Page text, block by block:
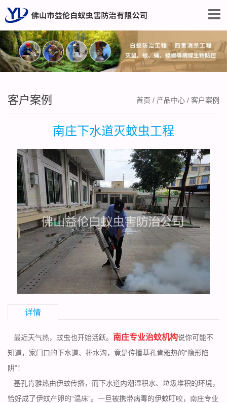
客户案例 首页 / 产品中心 / 客户案例
南庄下水道灭蚊虫工程
详情
最近天气热，蚊虫也开始活跃。 南庄专业治蚊机构说你可能不
知道，家门口的下水道、排水沟，竟是传播基孔肯雅热的“隐形陷
阱”！
基孔肯雅热由伊蚊传播，而下水道内潮湿积水、垃圾堆积的环境，
恰好成了伊蚊产卵的“温床”。一旦被携带病毒的伊蚊叮咬，南庄专业